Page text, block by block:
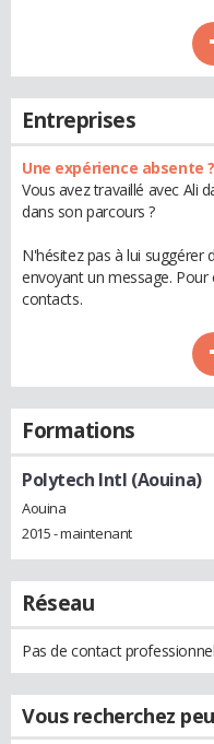
Entreprises
Une expérience absente ?
Vous avez travaillé avec Ali
dans son parcours ?
N'hésitez pas à lui suggérer
envoyant un message.
contacts.
Formations
Polytech Intl (Aouina)
Aouina
2015 - maintenant
Réseau
Pas de contact professionnel
Vous recherchez